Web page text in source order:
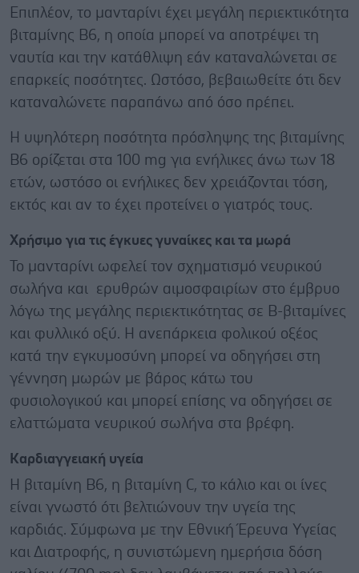
Επιπλέον, το μανταρίνι έχει μεγάλη περιεκτικότητα
βιταμίνης Β6, η οποία μπορεί να αποτρέψει τη
ναυτία και την κατάθλιψη εάν καταναλώνεται σε
επαρκείς ποσότητες. Ωστόσο, βεβαιωθείτε ότι δεν
καταναλώνετε παραπάνω από όσο πρέπει.
Η υψηλότερη ποσότητα πρόσληψης της βιταμίνης
Β6 ορίζεται στα 100 mg για ενήλικες άνω των 18
ετών, ωστόσο οι ενήλικες δεν χρειάζονται τόση,
εκτός και αν το έχει προτείνει ο γιατρός τους.
Χρήσιμο για τις έγκυες γυναίκες και τα μωρά
Το μανταρίνι ωφελεί τον σχηματισμό νευρικού
σωλήνα και ερυθρών αιμοσφαιρίων στο έμβρυο
λόγω της μεγάλης περιεκτικότητας σε Β-βιταμίνες
και φυλλικό οξύ. Η ανεπάρκεια φολικού οξέος
κατά την εγκυμοσύνη μπορεί να οδηγήσει στη
γέννηση μωρών με βάρος κάτω του
φυσιολογικού και μπορεί επίσης να οδηγήσει σε
ελαττώματα νευρικού σωλήνα στα βρέφη.
Καρδιαγγειακή υγεία
Η βιταμίνη Β6, η βιταμίνη C, το κάλιο και οι ίνες
είναι γνωστό ότι βελτιώνουν την υγεία της
καρδιάς. Σύμφωνα με την Εθνική Έρευνα Υγείας
και Διατροφής, η συνιστώμενη ημερήσια δόση